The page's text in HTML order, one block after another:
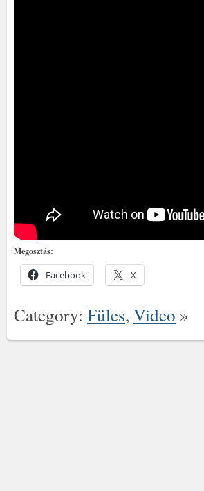
Megosztás:
Facebook X
Category: Füles, Video »